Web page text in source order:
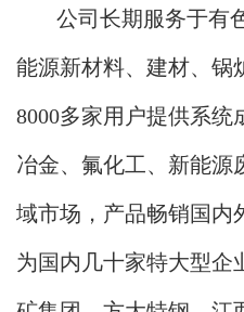
公司长期服务于有
能源新材料、建材、锅
8000多家用户提供系
冶金、氟化工、新能源
域市场，产品畅销国内
为国内几十家特大型企